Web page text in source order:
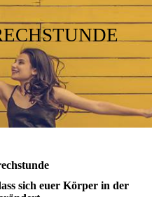
sich euer Körper in der